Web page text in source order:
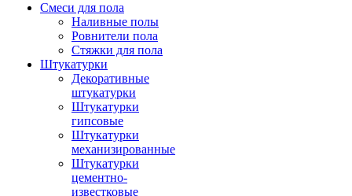
Смеси для пола
Наливные полы
Ровнители пола
Стяжки для пола
Штукатурки
Декоративные
штукатурки
Штукатурки
гипсовые
Штукатурки
механизированные
Штукатурки
цементно-
известковые